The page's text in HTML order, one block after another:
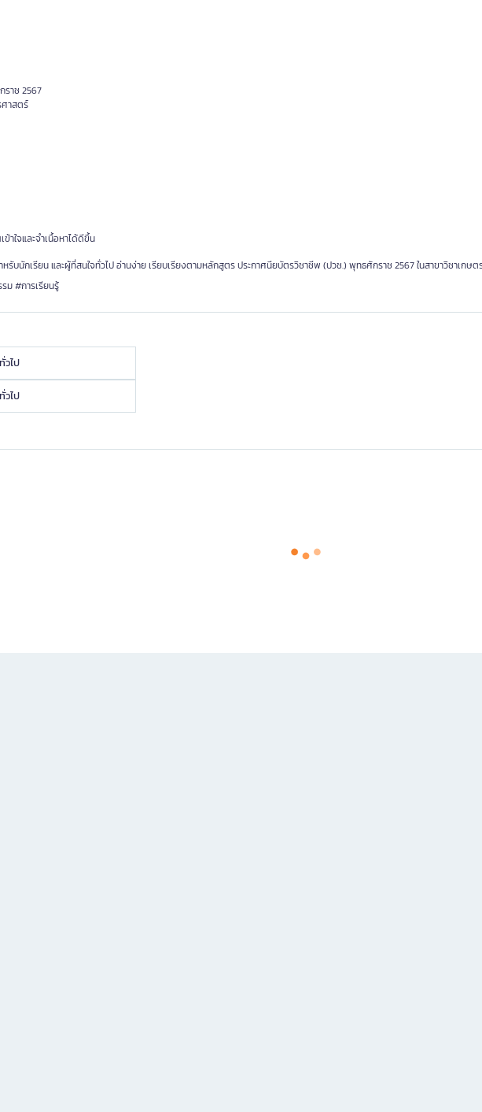
าช 2567
ศาสตร์
าใจและจำเนื้อหาได้ดีขึ้น
รับนักเรียน และผู้ที่สนใจทั่วไป อ่านง่าย เรียบเรียงตามหลักสูตร ประกาศนียบัตรวิชาชีพ (ปวช.) พุทธศักราช 2567 ในสาขาวิชาเกษ
ม #การเรียนรู้
วไป
วไป